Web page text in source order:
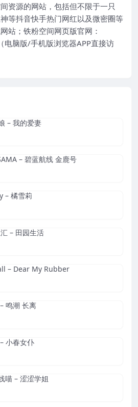
资源的网站，包括但不限于一只
等抖音快手热门网红以及微密圈等
站；铁粉空间网页版官网：
脑版/手机版浏览器APP直接访
– 我的爱妻
– 碧蓝航线 金鹿号
– 橘雪莉
– 田园生活
– Dear My Rubber
鸣潮 长离
小春女仆
喵 – 涩涩学姐